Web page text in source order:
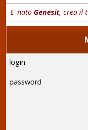
E' nato Genesit, crea il
login
password